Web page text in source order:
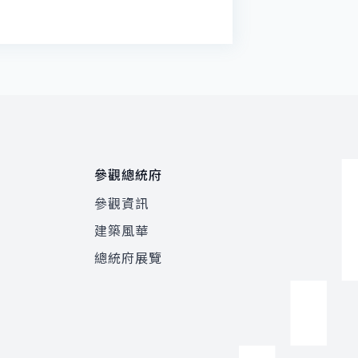
參觀總統府
參觀資訊
建築風華
總統府展覽